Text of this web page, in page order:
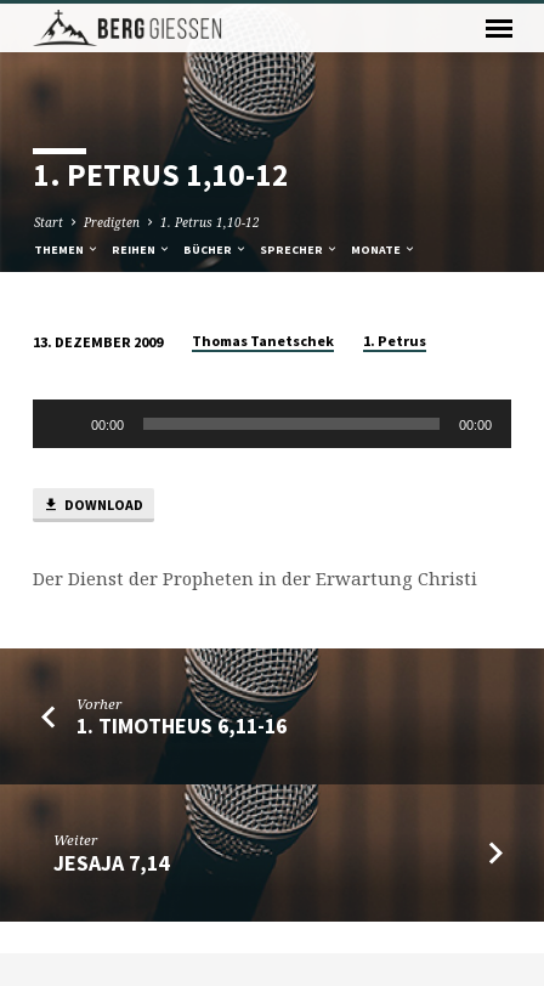
1. PETRUS 1,10-12
Start Predigten 1. Petrus 1,10-12
THEMEN REIHEN BÜCHER SPRECHER MONATE
PETRUS
1,10-
12
13. DEZEMBER 2009 Thomas Tanetschek 1. Petrus
00:00 00:00
DOWNLOAD
Der Dienst der Propheten in der Erwartung Christi
Vorher
1. TIMOTHEUS 6,11-16
Weiter
JESAJA 7,14